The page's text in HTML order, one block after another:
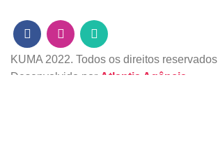
KUMA 2022. Todos os direitos reservados
Desenvolvido por Atlantis Agência.